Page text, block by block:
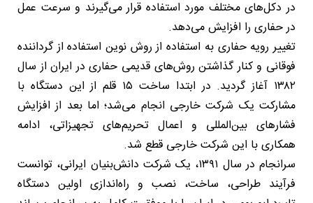
در دکل‌های مختلف مورد استفاده قرار می‌گیرند و سرعت عمل
در حفاری را افزایش می‌دهد.
تغییر رویه حفاری به استفاده از روش نوین استفاده از گرداننده
فوقانی و کنار گذاشتن روش‌های قدیمی حفاری در ایران از سال
۱۳۸۲ آغاز گردید. در ابتدا ساخت ۱۵ قلم از این دستگاه با
مشارکت یک شرکت خارجی انجام می‌شد؛ اما بعد از افزایش
فشارهای بین‌المللی و اعمال تحریم‌های تجهیزاتی، ادامه
همکاری با این شرکت خارجی قطع شد.
سرانجام در سال ۱۳۹۱، یک شرکت دانش‌بنیان ایرانی، توانست
فرآیند طراحی، ساخت، نصب و راه‌اندازی اولین دستگاه